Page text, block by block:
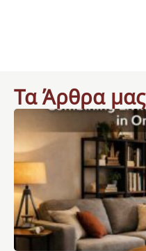
Τα Άρθρα μας